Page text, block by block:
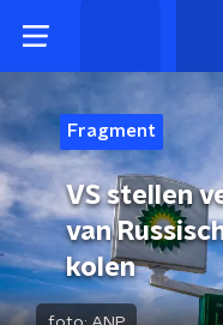
Fragment
VS stellen
van
kolen